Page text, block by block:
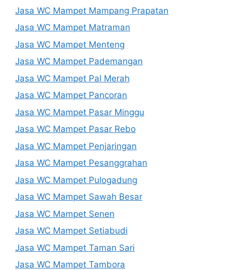
Jasa WC Mampet Mampang Prapatan
Jasa WC Mampet Matraman
Jasa WC Mampet Menteng
Jasa WC Mampet Pademangan
Jasa WC Mampet Pal Merah
Jasa WC Mampet Pancoran
Jasa WC Mampet Pasar Minggu
Jasa WC Mampet Pasar Rebo
Jasa WC Mampet Penjaringan
Jasa WC Mampet Pesanggrahan
Jasa WC Mampet Pulogadung
Jasa WC Mampet Sawah Besar
Jasa WC Mampet Senen
Jasa WC Mampet Setiabudi
Jasa WC Mampet Taman Sari
Jasa WC Mampet Tambora